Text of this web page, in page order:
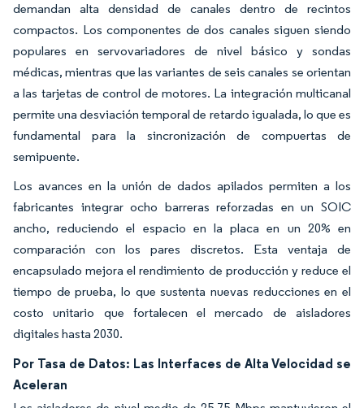
demandan alta densidad de canales dentro de recintos
compactos. Los componentes de dos canales siguen siendo
populares en servovariadores de nivel básico y sondas
médicas, mientras que las variantes de seis canales se orientan
a las tarjetas de control de motores. La integración multicanal
permite una desviación temporal de retardo igualada, lo que es
fundamental para la sincronización de compuertas de
semipuente.
Los avances en la unión de dados apilados permiten a los
fabricantes integrar ocho barreras reforzadas en un SOIC
ancho, reduciendo el espacio en la placa en un 20% en
comparación con los pares discretos. Esta ventaja de
encapsulado mejora el rendimiento de producción y reduce el
tiempo de prueba, lo que sustenta nuevas reducciones en el
costo unitario que fortalecen el mercado de aisladores
digitales hasta 2030.
Por Tasa de Datos: Las Interfaces de Alta Velocidad se
Aceleran